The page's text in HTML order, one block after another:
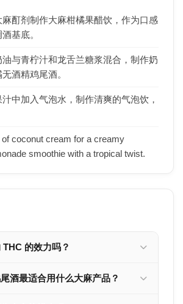
麻酊剂制作大麻柑橘果醋饮，作为口感
基底。
与青柠汁和龙舌兰糖浆混合，制作奶
酒精鸡尾酒。
中加入气泡水，制作清爽的气泡饮，
coconut cream for a creamy
smoothie with a tropical twist.
的效力吗？
酒最适合用什么大麻产品？